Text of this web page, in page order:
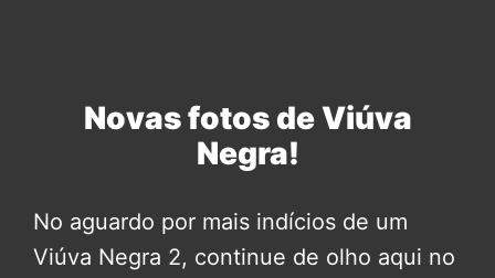
Novas fotos de Viúva
Negra!
No aguardo por mais indícios de um
Viúva Negra 2, continue de olho aqui no